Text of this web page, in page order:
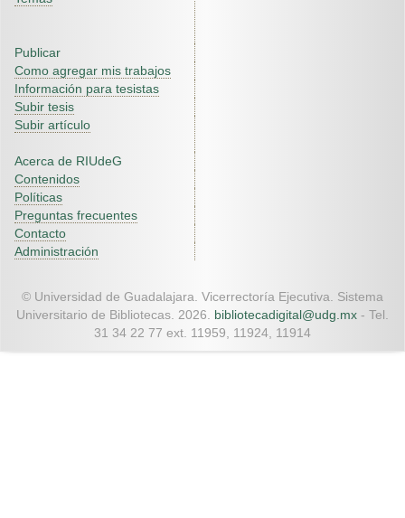
Publicar
Como agregar mis trabajos
Información para tesistas
Subir tesis
Subir artículo
Acerca de RIUdeG
Contenidos
Políticas
Preguntas frecuentes
Contacto
Administración
© Universidad de Guadalajara. Vicerrectoría Ejecutiva. Sistema
Universitario de Bibliotecas. 2026. bibliotecadigital@udg.mx - Tel.
31 34 22 77 ext. 11959, 11924, 11914